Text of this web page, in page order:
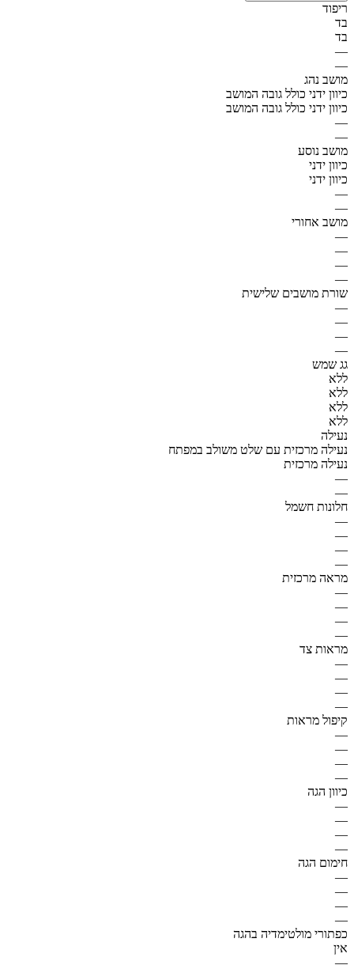
ריפוד
בד
בד
—
—
מושב נהג
כיוון ידני כולל גובה המושב
כיוון ידני כולל גובה המושב
—
—
מושב נוסע
כיוון ידני
כיוון ידני
—
—
מושב אחורי
—
—
—
—
שורת מושבים שלישית
—
—
—
—
גג שמש
ללא
ללא
ללא
ללא
נעילה
נעילה מרכזית עם שלט משולב במפתח
נעילה מרכזית
—
—
חלונות חשמל
—
—
—
—
מראה מרכזית
—
—
—
—
מראות צד
—
—
—
—
קיפול מראות
—
—
—
—
כיוון הגה
—
—
—
—
חימום הגה
—
—
—
—
כפתורי מולטימדיה בהגה
אין
—